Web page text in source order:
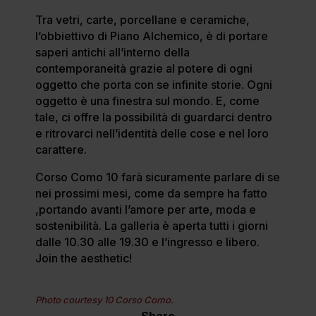
Tra vetri, carte, porcellane e ceramiche,
l’obbiettivo di Piano Alchemico, è di portare
saperi antichi all’interno della
contemporaneità grazie al potere di ogni
oggetto che porta con se infinite storie. Ogni
oggetto è una finestra sul mondo. E, come
tale, ci offre la possibilità di guardarci dentro
e ritrovarci nell’identità delle cose e nel loro
carattere.
Corso Como 10 farà sicuramente parlare di se
nei prossimi mesi, come da sempre ha fatto
,portando avanti l’amore per arte, moda e
sostenibilità. La galleria è aperta tutti i giorni
dalle 10.30 alle 19.30 e l’ingresso e libero.
Join the aesthetic!
Photo courtesy 10 Corso Como.